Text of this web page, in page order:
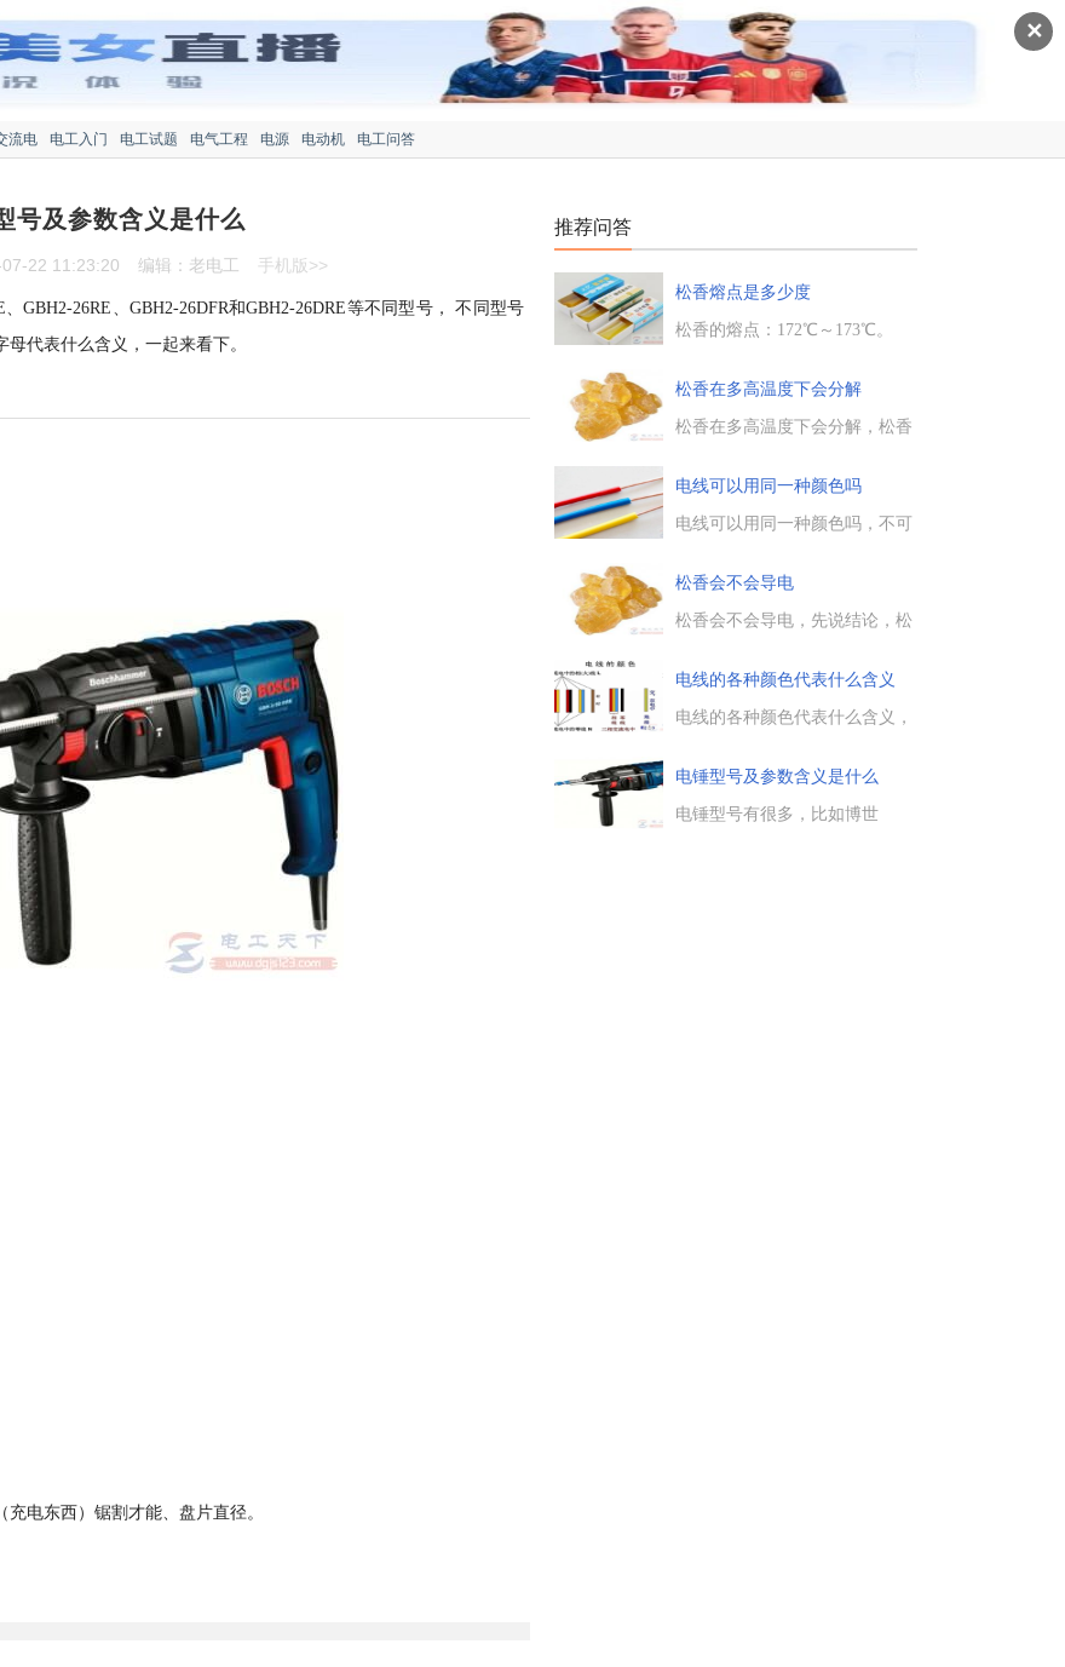
✕
流电 电工入门 电工试题 电气工程 电源 电动机
电工问答
号及参数含义是什么
22 11:23:20 编辑：老电工 手机版>>
GBH2-26RE、GBH2-26DFR和GBH2-26DRE等不同型号， 不同型号
代表什么含义，一起来看下。
电东西）锯割才能、盘片直径。
推荐问答
松香熔点是多少度
松香的熔点：172℃～173℃。
色至淡棕色，有玻璃状光泽，带
松节油气味，密
1.060~1.085g/cm3。熔点110～1
76℃，沸点约300℃(0.67kPa)。...
松香在多高温度下会分解
松香在多高温度下会分解，松香
度达到或超过300℃时，就会开
始分解与炭化。松香的熔点为
172℃～173℃，当松香加热至该
以发挥助焊剂的助焊作用。...
电线可以用同一种颜色吗
电线可以用同一种颜色吗，不可
中，用不同的颜色代表不同的
电，一般红色用于火线，绿色用
零线，黄绿用于地线。...
松香会不会导电
松香会不会导电，先说结论，松
脂、树脂，其分子式为
C20H30O2，是一种弱有机酸，
其酸值约在160左右。松香无腐
缘性。...
电线的各种颜色代表什么含义
电线的各种颜色代表什么含义，
含义。一般来说，红色是火线，
蓝色是零线，黄色或黄白相间的
是地线。最常用的电线，其颜色
电锤型号及参数含义是什么
电锤型号有很多，比如博世